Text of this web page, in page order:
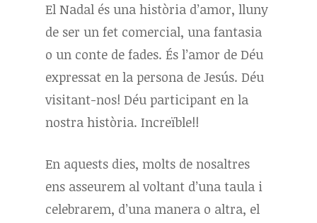
El Nadal és una història d’amor, lluny
de ser un fet comercial, una fantasia
o un conte de fades. És l’amor de Déu
expressat en la persona de Jesús. Déu
visitant-nos! Déu participant en la
nostra història. Increïble!!
En aquests dies, molts de nosaltres
ens asseurem al voltant d’una taula i
celebrarem, d’una manera o altra, el